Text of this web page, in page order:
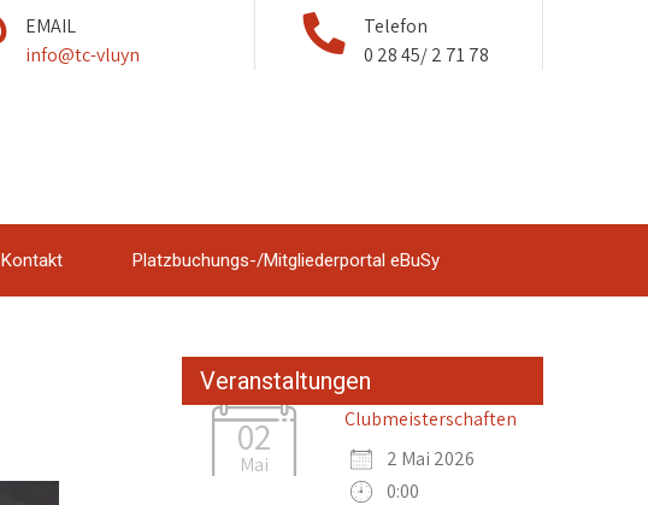
EMAIL
info@tc-vluyn
Telefon
0 28 45/ 2 71 78
Kontakt Platzbuchungs-/Mitgliederportal eBuSy
Veranstaltungen
02
Mai
Clubmeisterschaften
2 Mai 2026
0:00